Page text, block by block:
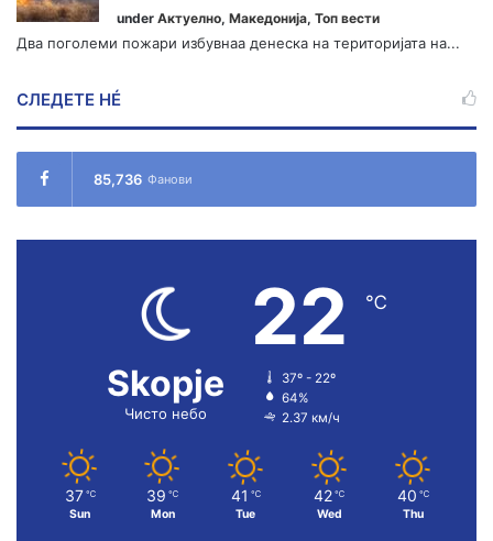
under Актуелно, Македонија, Топ вести
Два поголеми пожари избувнаа денеска на територијата на...
СЛЕДЕТЕ НÉ
85,736 Фанови
Skopje
Чисто небо
22 ℃
37º - 22º
64%
2.37 км/ч
37 ℃
Sun
39 ℃
Mon
41 ℃
Tue
42 ℃
Wed
40 ℃
Thu